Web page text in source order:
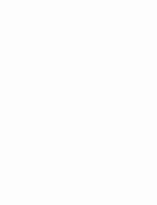
audaces, reflexivos y
de cuidar el planeta, los
medioambiental